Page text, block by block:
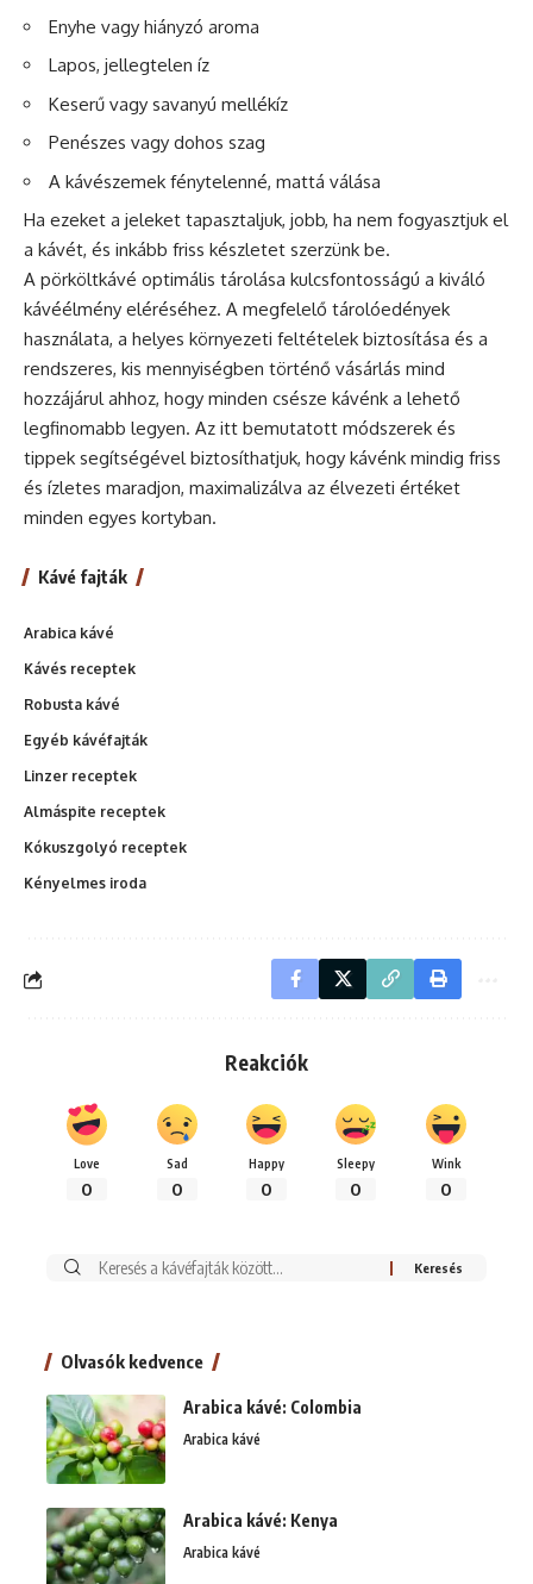
Enyhe vagy hiányzó aroma
Lapos, jellegtelen íz
Keserű vagy savanyú mellékíz
Penészes vagy dohos szag
A kávészemek fénytelenné, mattá válása
Ha ezeket a jeleket tapasztaljuk, jobb, ha nem fogyasztjuk el
a kávét, és inkább friss készletet szerzünk be.
A pörköltkávé optimális tárolása kulcsfontosságú a kiváló
kávéélmény eléréséhez. A megfelelő tárolóedények
használata, a helyes környezeti feltételek biztosítása és a
rendszeres, kis mennyiségben történő vásárlás mind
hozzájárul ahhoz, hogy minden csésze kávénk a lehető
legfinomabb legyen. Az itt bemutatott módszerek és
tippek segítségével biztosíthatjuk, hogy kávénk mindig friss
és ízletes maradjon, maximalizálva az élvezeti értéket
minden egyes kortyban.
Kávé fajták
Arabica kávé
Kávés receptek
Robusta kávé
Egyéb kávéfajták
Linzer receptek
Almáspite receptek
Kókuszgolyó receptek
Kényelmes iroda
Reakciók
Love
0
Sad
0
Happy
0
Sleepy
0
Wink
0
Keresés:
Olvasók kedvence
Arabica kávé: Colombia
Arabica kávé
Arabica kávé: Kenya
Arabica kávé